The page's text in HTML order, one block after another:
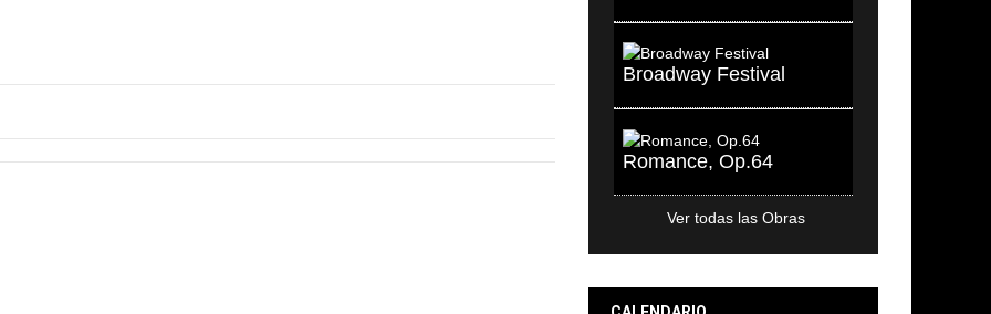
Broadway Festival
Romance, Op.64
Ver todas las Obras